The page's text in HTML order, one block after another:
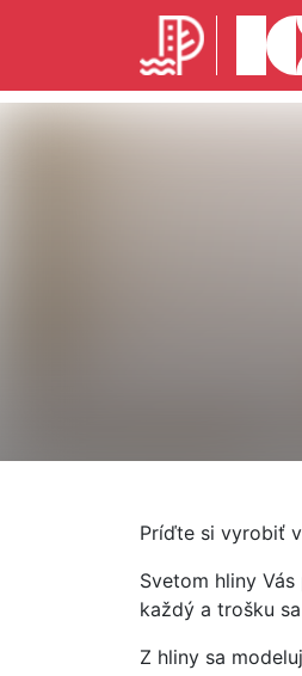
Príďte si vyrobiť
Svetom hliny
každý a trošku
Z hliny sa